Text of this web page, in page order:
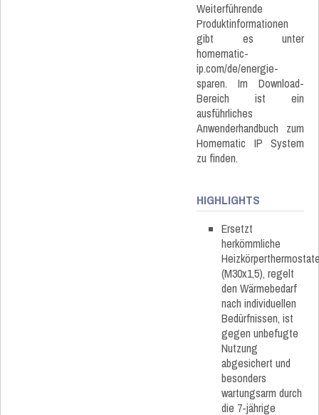
Weiterführende
Produktinformationen
gibt es unter
homematic-
ip.com/de/energie-
sparen. Im Download-
Bereich ist ein
ausführliches
Anwenderhandbuch zum
Homematic IP System
zu finden.
HIGHLIGHTS
Ersetzt
herkömmliche
(M30x1,5), regelt
den Wärmebedarf
nach individuellen
Bedürfnissen, ist
gegen unbefugte
Nutzung
abgesichert und
besonders
wartungsarm durch
die 7-jährige